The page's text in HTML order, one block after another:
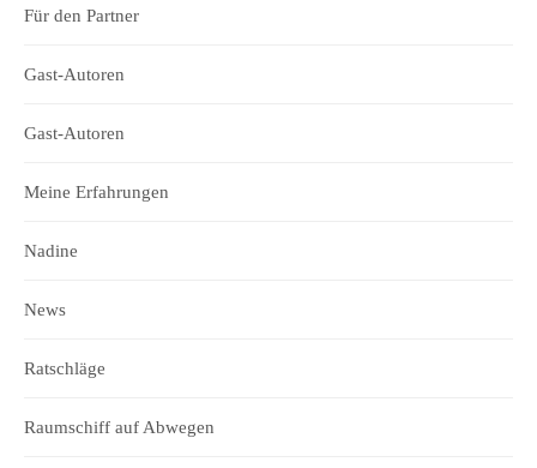
Für den Partner
Gast-Autoren
Gast-Autoren
Meine Erfahrungen
Nadine
News
Ratschläge
Raumschiff auf Abwegen